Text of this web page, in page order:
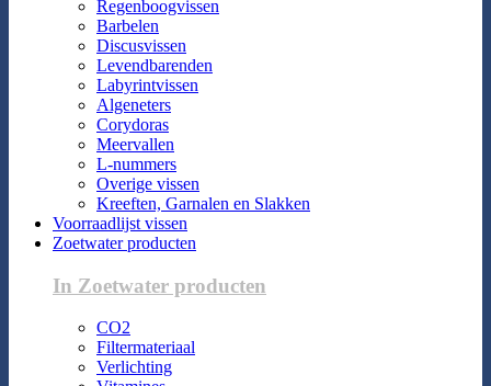
Regenboogvissen
Barbelen
Discusvissen
Levendbarenden
Labyrintvissen
Algeneters
Corydoras
Meervallen
L-nummers
Overige vissen
Kreeften, Garnalen en Slakken
Voorraadlijst vissen
Zoetwater producten
In Zoetwater producten
CO2
Filtermateriaal
Verlichting